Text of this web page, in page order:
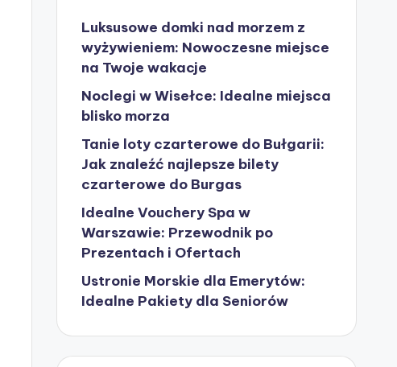
Luksusowe domki nad morzem z
wyżywieniem: Nowoczesne miejsce
na Twoje wakacje
Noclegi w Wisełce: Idealne miejsca
blisko morza
Tanie loty czarterowe do Bułgarii:
Jak znaleźć najlepsze bilety
czarterowe do Burgas
Idealne Vouchery Spa w
Warszawie: Przewodnik po
Prezentach i Ofertach
Ustronie Morskie dla Emerytów:
Idealne Pakiety dla Seniorów